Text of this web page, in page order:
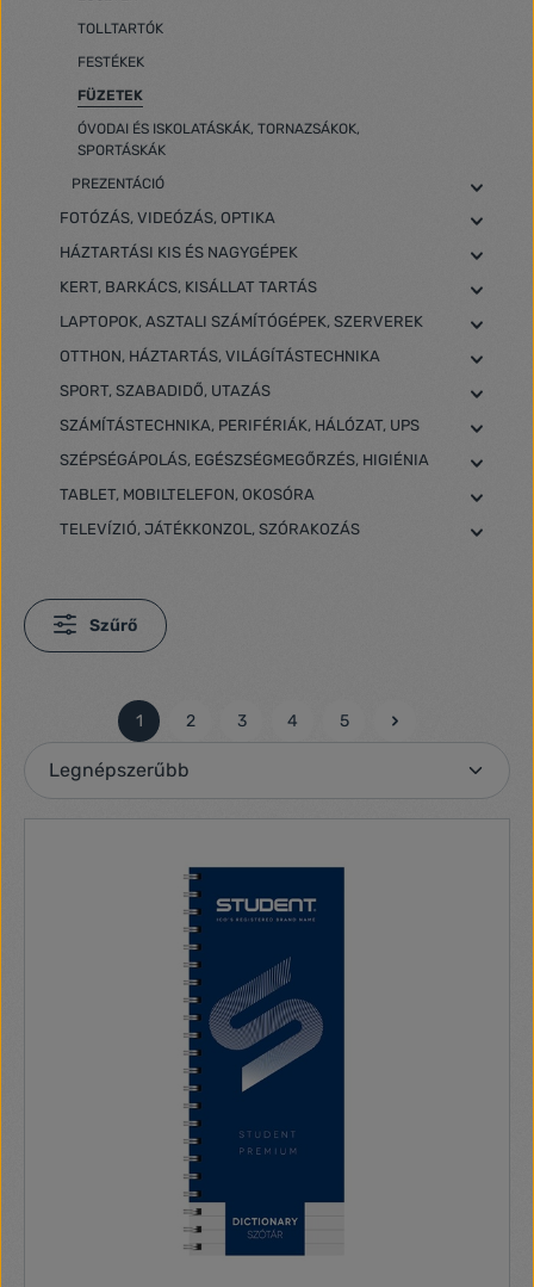
TOLLTARTÓK
FESTÉKEK
FÜZETEK
ÓVODAI ÉS ISKOLATÁSKÁK, TORNAZSÁKOK,
SPORTÁSKÁK
PREZENTÁCIÓ
FOTÓZÁS, VIDEÓZÁS, OPTIKA
HÁZTARTÁSI KIS ÉS NAGYGÉPEK
KERT, BARKÁCS, KISÁLLAT TARTÁS
LAPTOPOK, ASZTALI SZÁMÍTÓGÉPEK, SZERVEREK
OTTHON, HÁZTARTÁS, VILÁGÍTÁSTECHNIKA
SPORT, SZABADIDŐ, UTAZÁS
SZÁMÍTÁSTECHNIKA, PERIFÉRIÁK, HÁLÓZAT, UPS
SZÉPSÉGÁPOLÁS, EGÉSZSÉGMEGŐRZÉS, HIGIÉNIA
TABLET, MOBILTELEFON, OKOSÓRA
TELEVÍZIÓ, JÁTÉKKONZOL, SZÓRAKOZÁS
Szűrő
Oldal
1
Oldal
2
Oldal
3
Oldal
4
Oldal
5